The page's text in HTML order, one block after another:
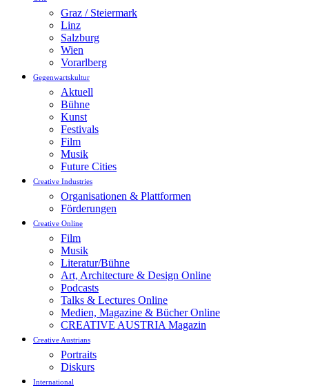
Graz / Steiermark
Linz
Salzburg
Wien
Vorarlberg
Gegenwartskultur
Aktuell
Bühne
Kunst
Festivals
Film
Musik
Future Cities
Creative Industries
Organisationen & Plattformen
Förderungen
Creative Online
Film
Musik
Literatur/Bühne
Art, Architecture & Design Online
Podcasts
Talks & Lectures Online
Medien, Magazine & Bücher Online
CREATIVE AUSTRIA Magazin
Creative Austrians
Portraits
Diskurs
International